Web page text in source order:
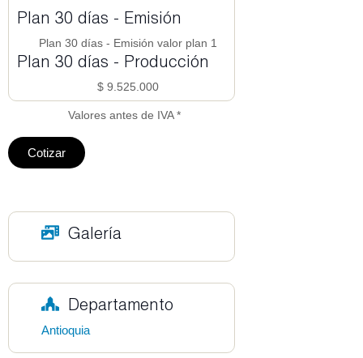
Plan 30 días - Emisión
Plan 30 días - Emisión valor plan 1
Plan 30 días - Producción
$ 9.525.000
Valores antes de IVA *
Cotizar
Galería
Departamento
Antioquia